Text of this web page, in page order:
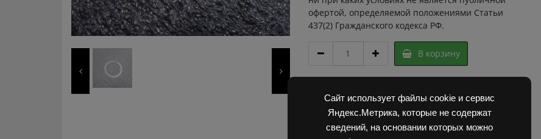
Сайт использует файлы cookie и сервис
Яндекс.Метрика, которые не содержат
сведений, на основании которых можно
офертой, определяемой положениями Статьи
437(2) Гражданского кодекса РФ.
6191
168267
quantity
В корзину
Категории:Запчасти Балканкар,Погрузчик ЕВ 687